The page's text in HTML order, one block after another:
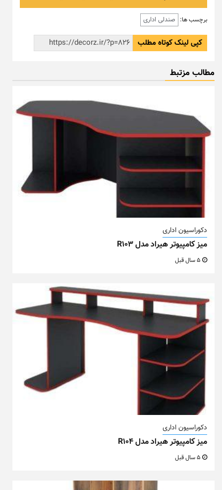
برچسب ها: صندلی اداری
کپی لینک کوتاه مطلب
مطالب مزتبط
دکوراسیون اداری
میز کامپیوتر هیراد مدل R103
دکوراسیون اداری
میز کامپیوتر هیراد مدل R104